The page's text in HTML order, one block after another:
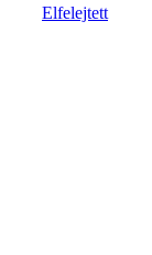
Elfelejtett